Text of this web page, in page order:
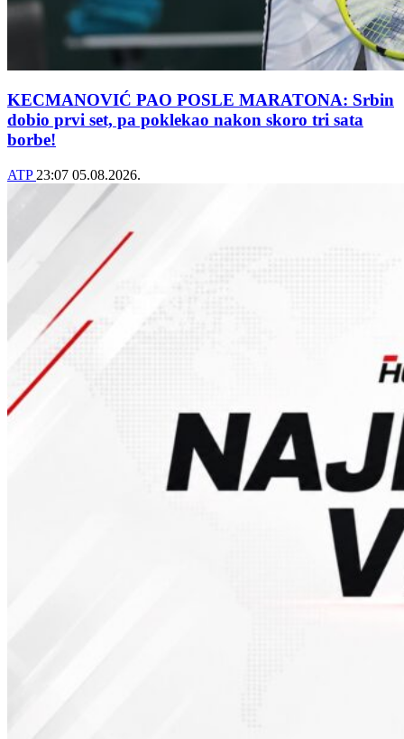
KECMANOVIĆ PAO POSLE MARATONA: Srbin
dobio prvi set, pa poklekao nakon skoro tri sata
borbe!
ATP 23:07 05.08.2026.